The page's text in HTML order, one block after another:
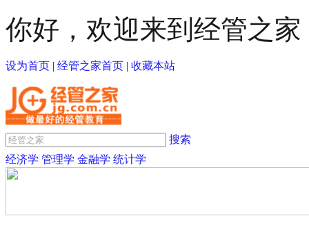
你好，欢迎来到经管之家
设为首页 | 经管之家首页 | 收藏本站
搜索
经济学 管理学 金融学 统计学